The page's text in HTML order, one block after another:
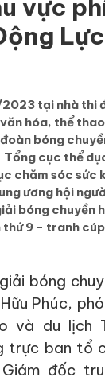
vực
tại nhà thi
hóa, thể
bóng
cục thể
chăm sóc sức
ương hội
bóng chuyền
9 - tranh
bóng
Phúc,
và du lịch
trực ban tổ
đốc